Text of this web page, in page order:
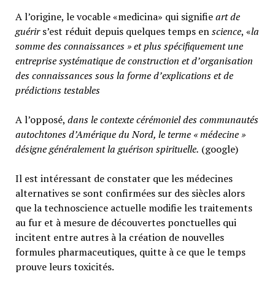
A l’origine, le vocable «medicina» qui signifieart de
guérirs’est réduit depuis quelques temps enscience, «la
somme des connaissances » et plus spécifiquement une
entreprise systématique de construction et d’organisation
des connaissances sous la forme d’explications et de
prédictions testables
A l’opposé, dans le contexte cérémoniel des communautés
autochtones d’Amérique du Nord, le terme « médecine »
désigne généralementla guérison spirituelle. (google)
Il est intéressant de constater que les médecines
alternatives se sont confirmées sur des siècles alors
que la technoscience actuelle modifie les traitements
au fur et à mesure de découvertes ponctuelles qui
incitent entre autres à la création de nouvelles
formules pharmaceutiques, quitte à ce que le temps
prouve leurs toxicités.